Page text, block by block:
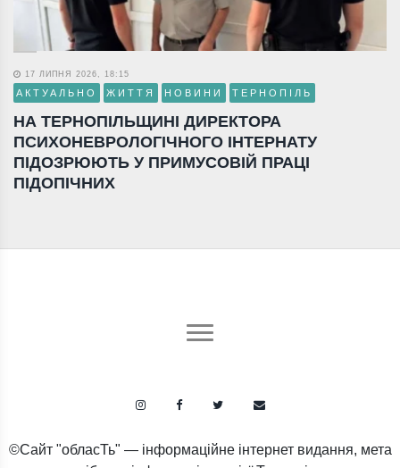
17 ЛИПНЯ 2026, 18:15
АКТУАЛЬНО ЖИТТЯ НОВИНИ ТЕРНОПІЛЬ
НА ТЕРНОПІЛЬЩИНІ ДИРЕКТОРА
ПСИХОНЕВРОЛОГІЧНОГО ІНТЕРНАТУ
ПІДОЗРЮЮТЬ У ПРИМУСОВІЙ ПРАЦІ
ПІДОПІЧНИХ
©Сайт "обласТь" — інформаційне інтернет видання, мета